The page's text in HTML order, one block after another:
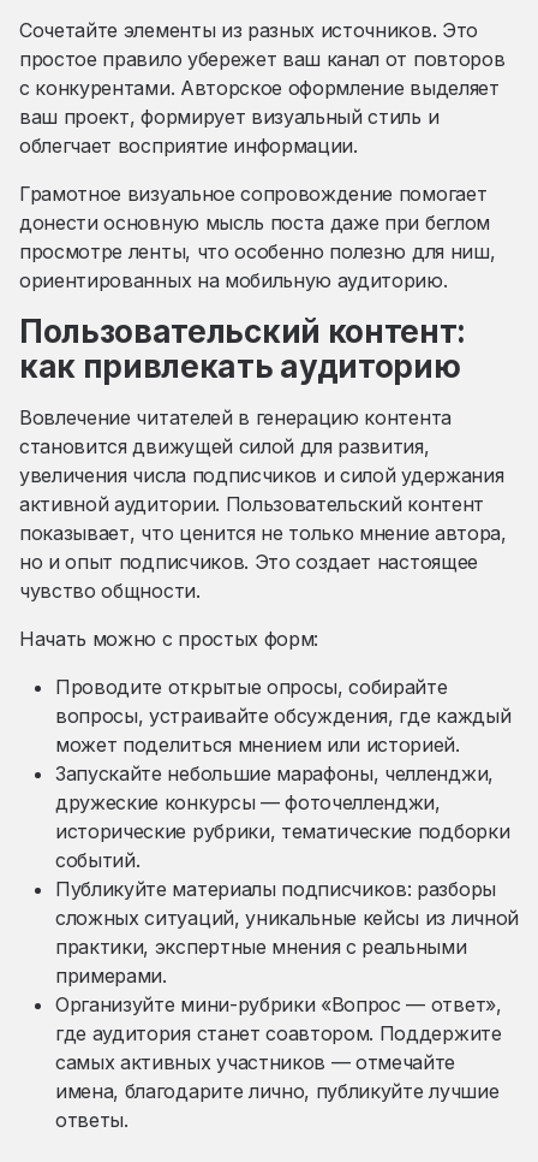
Сочетайте элементы из разных источников. Это
простое правило убережет ваш канал от повторов
с конкурентами. Авторское оформление выделяет
ваш проект, формирует визуальный стиль и
облегчает восприятие информации.
Грамотное визуальное сопровождение помогает
донести основную мысль поста даже при беглом
просмотре ленты, что особенно полезно для ниш,
ориентированных на мобильную аудиторию.
Пользовательский контент:
как привлекать аудиторию
Вовлечение читателей в генерацию контента
становится движущей силой для развития,
увеличения числа подписчиков и силой удержания
активной аудитории. Пользовательский контент
показывает, что ценится не только мнение автора,
но и опыт подписчиков. Это создает настоящее
чувство общности.
Начать можно с простых форм:
Проводите открытые опросы, собирайте
вопросы, устраивайте обсуждения, где каждый
может поделиться мнением или историей.
Запускайте небольшие марафоны, челленджи,
дружеские конкурсы — фоточелленджи,
исторические рубрики, тематические подборки
событий.
Публикуйте материалы подписчиков: разборы
сложных ситуаций, уникальные кейсы из личной
практики, экспертные мнения с реальными
примерами.
Организуйте мини-рубрики «Вопрос — ответ»,
где аудитория станет соавтором. Поддержите
самых активных участников — отмечайте
имена, благодарите лично, публикуйте лучшие
ответы.